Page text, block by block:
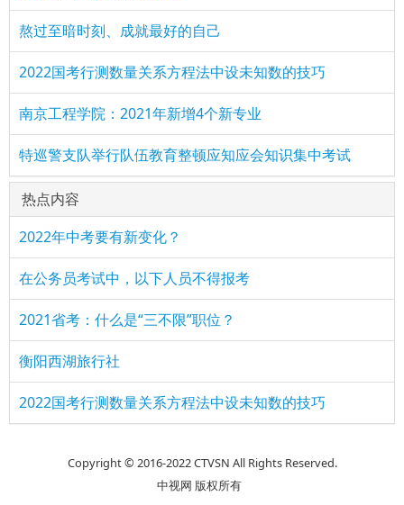
熬过至暗时刻、成就最好的自己
2022国考行测数量关系方程法中设未知数的技巧
南京工程学院：2021年新增4个新专业
特巡警支队举行队伍教育整顿应知应会知识集中考试
热点内容
2022年中考要有新变化？
在公务员考试中，以下人员不得报考
2021省考：什么是“三不限”职位？
衡阳西湖旅行社
2022国考行测数量关系方程法中设未知数的技巧
Copyright © 2016-2022 CTVSN All Rights Reserved.
中视网 版权所有